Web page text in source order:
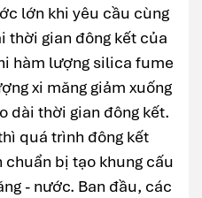
lớn khi yêu cầu cùng
thời gian đông kết của
hàm lượng silica fume
xi măng giảm xuống
dài thời gian đông kết.
quá trình đông kết
bị tạo khung cấu
- nước. Ban đầu, các